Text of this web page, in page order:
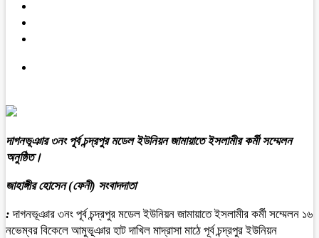
দাগনভূঞার ৩নং পূর্ব চন্দ্রপুর মডেল ইউনিয়ন জামায়াতে ইসলামীর কর্মী সম্মেলন
অনুষ্ঠিত।
জাহাঙ্গীর হোসেন (ফেনী) সংবাদদাতা
: দাগনভূঞার ৩নং পূর্ব চন্দ্রপুর মডেল ইউনিয়ন জামায়াতে ইসলামীর কর্মী সম্মেলন ১৬
নভেম্বর বিকেলে আমুভূঞার হাট দাখিল মাদ্রাসা মাঠে পূর্ব চন্দ্রপুর ইউনিয়ন